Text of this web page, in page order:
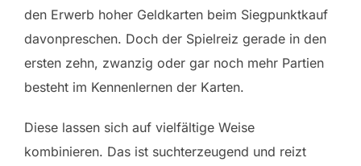
den Erwerb hoher Geldkarten beim Siegpunktkauf
davonpreschen. Doch der Spielreiz gerade in den
ersten zehn, zwanzig oder gar noch mehr Partien
besteht im Kennenlernen der Karten.
Diese lassen sich auf vielfältige Weise
kombinieren. Das ist suchterzeugend und reizt